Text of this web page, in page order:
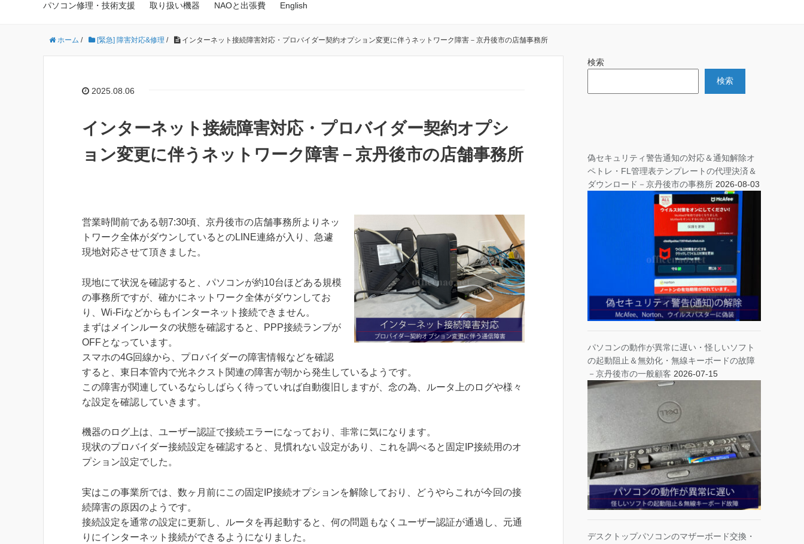
パソコン修理・技術支援 取り扱い機器 NAOと出張費 English
ホーム / [緊急] 障害対応&修理 / インターネット接続障害対応・プロバイダー契約オプション変更に伴うネットワーク障害－京丹後市の店舗事務所
2025.08.06
インターネット接続障害対応・プロバイダー契約オプシ
ョン変更に伴うネットワーク障害－京丹後市の店舗事務所
営業時間前である朝7:30頃、京丹後市の店舗事務所よりネッ
トワーク全体がダウンしているとのLINE連絡が入り、急遽
現地対応させて頂きました。
現地にて状況を確認すると、パソコンが約10台ほどある規模
の事務所ですが、確かにネットワーク全体がダウンしてお
り、Wi-Fiなどからもインターネット接続できません。
まずはメインルータの状態を確認すると、PPP接続ランプが
OFFとなっています。
スマホの4G回線から、プロバイダーの障害情報などを確認
すると、東日本管内で光ネクスト関連の障害が朝から発生しているようです。
この障害が関連しているならしばらく待っていれば自動復旧しますが、念の為、ルータ上のログや様々
な設定を確認していきます。
機器のログ上は、ユーザー認証で接続エラーになっており、非常に気になります。
現状のプロバイダー接続設定を確認すると、見慣れない設定があり、これを調べると固定IP接続用のオ
プション設定でした。
実はこの事業所では、数ヶ月前にこの固定IP接続オプションを解除しており、どうやらこれが今回の接
続障害の原因のようです。
接続設定を通常の設定に更新し、ルータを再起動すると、何の問題もなくユーザー認証が通過し、元通
りにインターネット接続ができるようになりました。
検索
検索
偽セキュリティ警告通知の対応＆通知解除オ
ペトレ・FL管理表テンプレートの代理決済＆
ダウンロード－京丹後市の事務所 2026-08-03
パソコンの動作が異常に遅い・怪しいソフト
の起動阻止＆無効化・無線キーボードの故障
－京丹後市の一般顧客 2026-07-15
デスクトップパソコンのマザーボード交換・